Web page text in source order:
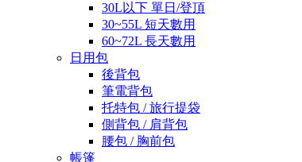
30L以下 單日/登頂
30~55L 短天數用
60~72L 長天數用
日用包
後背包
筆電背包
托特包 / 旅行提袋
側背包 / 肩背包
腰包 / 胸前包
帳篷